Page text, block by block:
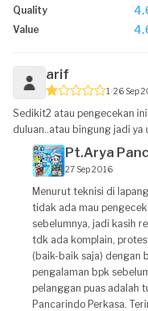
Quality
Value
arif
1 26 Sep
Sedikit2 atau pengecekan
duluan..atau bingung jadi ya
Pt.Arya
27 Sep 2016
Menurut teknisi di
tidak ada mau
sebelumnya, jadi kasih
tdk ada komplain,
(baik-baik saja) dengan
pengalaman bpk
pelanggan puas adalah
Pancarindo Perkasa.